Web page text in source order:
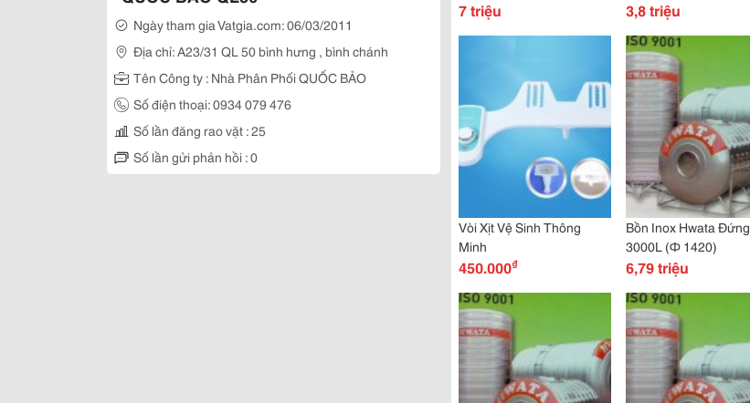
Ngày tham gia Vatgia.com: 06/03/2011
Địa chỉ: A23/31 QL 50 bình hưng , bình chánh
Tên Công ty : Nhà Phân Phối QUỐC BẢO
Số điện thoại: 0934 079 476
Số lần đăng rao vặt : 25
Số lần gửi phản hồi : 0
7 triệu 3,8 triệu
Vòi Xịt Vệ Sinh Thông
Minh
450.000₫
Bồn Inox Hwata Đứng
3000L (Ф 1420)
6,79 triệu